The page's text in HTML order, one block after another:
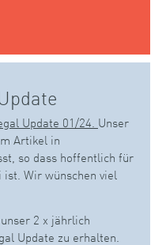
Update 01/24. Unser
Artikel in
so dass hoffentlich für
Wir wünschen viel
2 x jährlich
Update zu erhalten.